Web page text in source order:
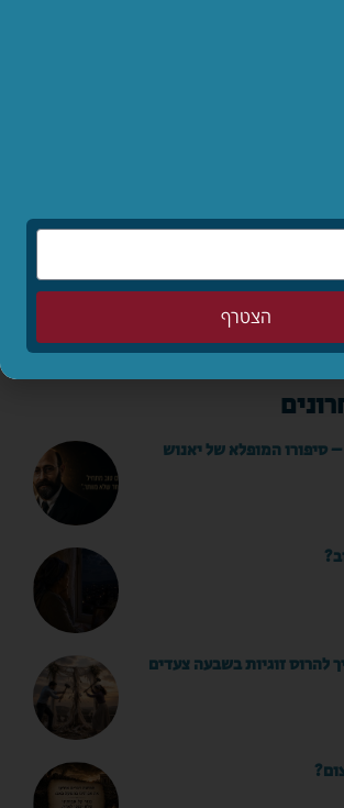
– סיפורו המופלא של יאנוש
להרוס זוגיות בשבעה צעדים
הצטרף